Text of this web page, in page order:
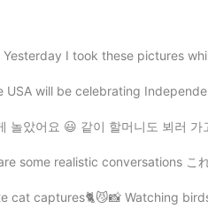
今日、仕事は
。
でも、今週末
でも、今週末に本当にあ
の写真を撮った Yesterday I took these
USA will be celebrating
장 가서 공 좀 치고 미니 골프도 하면서 정말 재밌게 놀
I thought these are some realistic
cat captures🐈😼📸 Watching birds